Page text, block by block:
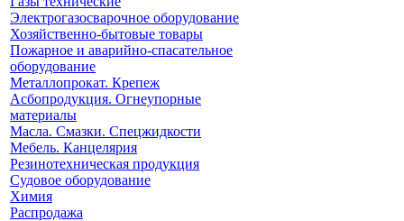
Электрогазосварочное оборудование
Хозяйственно-бытовые товары
Пожарное и аварийно-спасательное
оборудование
Металлопрокат. Крепеж
Асбопродукция. Огнеупорные
материалы
Масла. Смазки. Спецжидкости
Мебель. Канцелярия
Резинотехническая продукция
Судовое оборудование
Химия
Распродажа